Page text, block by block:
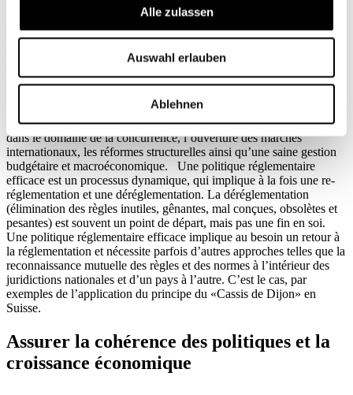
Alle zulassen
Auswahl erlauben
Ablehnen
publiques et de couvrir le processus complet d’élaboration des lois et
d’infrastructure, par exemple, doivent s’appuyer sur une
connaissance précise des limites du rôle du législateur, tandis que les
autorités de régulation indépendantes peuvent contribuer à remplir
des objectifs de politique publique au niveau sectoriel en termes
réglementation accompagne et appuie d’autres politiques publiques
essentielles pour la croissance et les réalisations sociales, notamment
dans le domaine de la concurrence, l’ouverture des marchés
internationaux, les réformes structurelles ainsi qu’une saine gestion
budgétaire et macroéconomique. Une politique réglementaire
efficace est un processus dynamique, qui implique à la fois une re-
réglementation et une déréglementation. La déréglementation
(élimination des règles inutiles, gênantes, mal conçues, obsolètes et
pesantes) est souvent un point de départ, mais pas une fin en soi.
Une politique réglementaire efficace implique au besoin un retour à
la réglementation et nécessite parfois d’autres approches telles que la
reconnaissance mutuelle des règles et des normes à l’intérieur des
juridictions nationales et d’un pays à l’autre. C’est le cas, par
exemples de l’application du principe du «Cassis de Dijon» en
Suisse.
Assurer la cohérence des politiques et la
croissance économique